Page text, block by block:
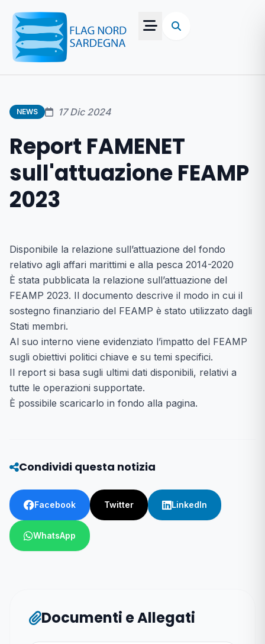
NEWS 17 Dic 2024
Report FAMENET
sull'attuazione FEAMP
2023
Disponibile la relazione sull’attuazione del fondo
relativo agli affari marittimi e alla pesca 2014-2020
È stata pubblicata la relazione sull’attuazione del
FEAMP 2023. Il documento descrive il modo in cui il
sostegno finanziario del FEAMP è stato utilizzato dagli
Stati membri.
Al suo interno viene evidenziato l’impatto del FEAMP
sugli obiettivi politici chiave e su temi specifici.
Il report si basa sugli ultimi dati disponibili, relativi a
tutte le operazioni supportate.
È possibile scaricarlo in fondo alla pagina.
Condividi questa notizia
Facebook Twitter LinkedIn
WhatsApp
Documenti e Allegati